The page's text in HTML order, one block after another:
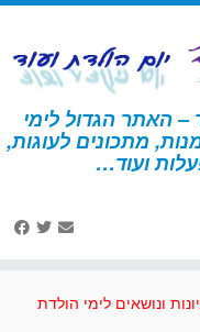
– האתר הגדול לימי
מתכונים לעוגות,
ועוד…
ונושאים לימי הולדת